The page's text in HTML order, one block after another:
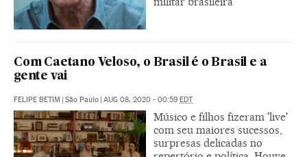
Com Caetano Veloso, o Brasil é o Brasil e a
gente vai
FELIPE BETIM | São Paulo | AUG 08, 2020 - 00:59 EDT
Músico e filhos fizeram 'live'
com seu maiores sucessos,
surpresas delicadas no